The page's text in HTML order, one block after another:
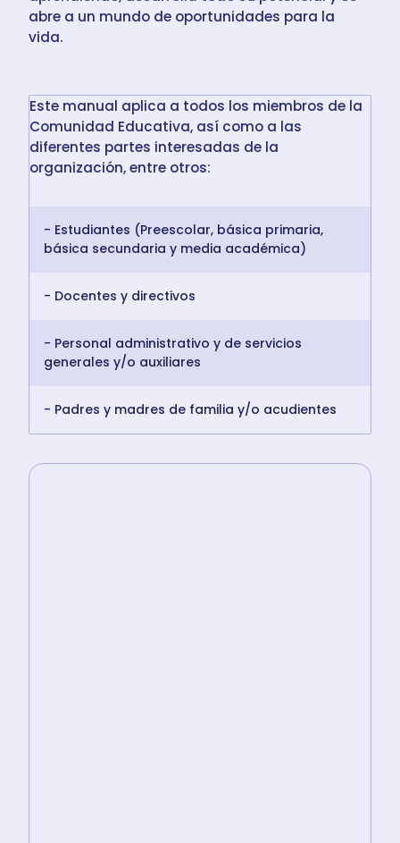
abre a un mundo de oportunidades para la
vida.
Este manual aplica a todos los miembros de la
Comunidad Educativa, así como a las
diferentes partes interesadas de la
organización, entre otros:
- Estudiantes (Preescolar, básica primaria,
básica secundaria y media académica)
- Docentes y directivos
- Personal administrativo y de servicios
generales y/o auxiliares
- Padres y madres de familia y/o acudientes